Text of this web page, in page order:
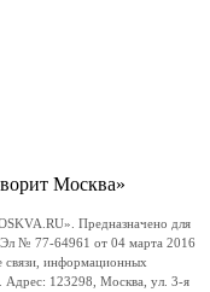
Москва»
Предназначено для
Эл № 77-64961 от 04 марта 2016
связи, информационных
Адрес: 123298, Москва, ул. 3-я